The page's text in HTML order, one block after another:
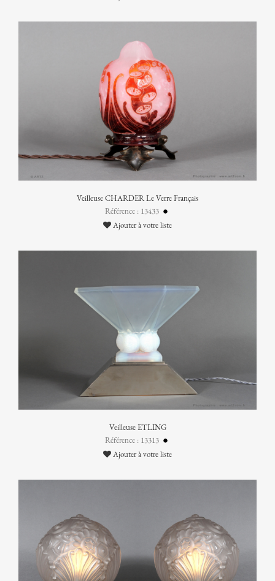
Veilleuse CHARDER Le Verre Français
Référence : 13433
Ajouter à votre liste
Veilleuse ETLING
Référence : 13313
Ajouter à votre liste